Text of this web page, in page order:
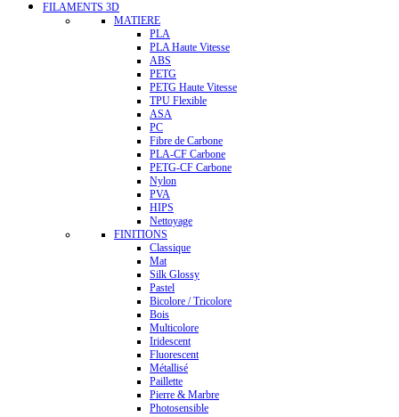
FILAMENTS 3D
MATIERE
PLA
PLA Haute Vitesse
ABS
PETG
PETG Haute Vitesse
TPU Flexible
ASA
PC
Fibre de Carbone
PLA-CF Carbone
PETG-CF Carbone
Nylon
PVA
HIPS
Nettoyage
FINITIONS
Classique
Mat
Silk Glossy
Pastel
Bicolore / Tricolore
Bois
Multicolore
Iridescent
Fluorescent
Métallisé
Paillette
Pierre & Marbre
Photosensible